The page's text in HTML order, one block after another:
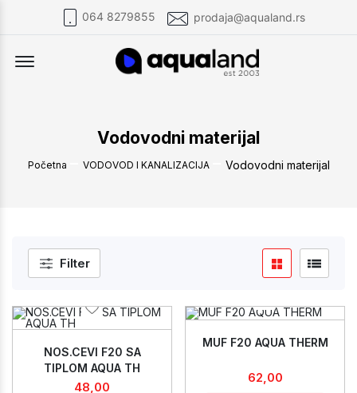
064 8279855 prodaja@aqualand.rs
Offcanvas Menu Open
Vodovodni materijal
Početna VODOVOD I KANALIZACIJA Vodovodni materijal
Filter
NOS.CEVI F20 SA
TIPLOM AQUA TH
48,00
MUF F20 AQUA THERM
62,00